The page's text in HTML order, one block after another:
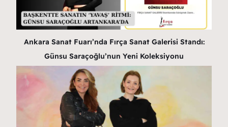
Ankara Sanat Fuarı’nda Fırça Sanat Galerisi Standı:
Günsu Saraçoğlu’nun Yeni Koleksiyonu